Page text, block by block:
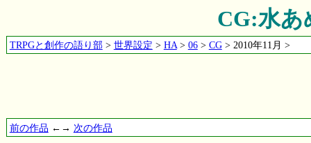
CG:水あ
TRPGと創作の語り部> 世界設定 > HA> 06> CG> 2010年11月 >
前の作品 ←→ 次の作品